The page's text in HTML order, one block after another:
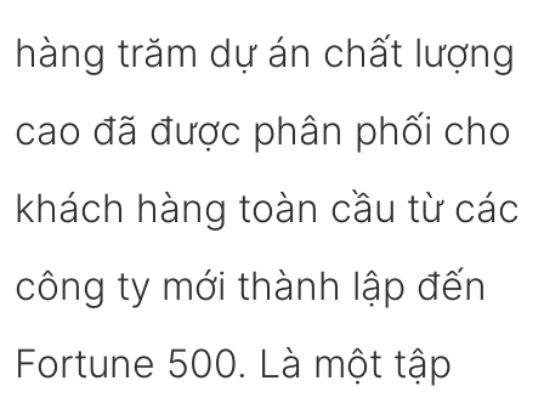
hàng trăm dự án chất lượng
cao đã được phân phối cho
khách hàng toàn cầu từ các
công ty mới thành lập đến
Fortune 500. Là một tập